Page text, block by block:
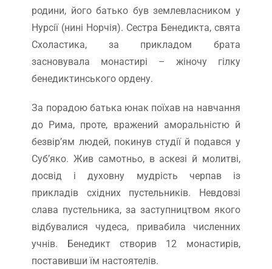
родини, його батько був землевласником у
Нурсії (нині Норчія). Сестра Бенедикта, свята
Схоластика, за прикладом брата
засновувала монастирі – жіночу гілку
бенедиктинського ордену.
За порадою батька юнак поїхав на навчання
до Рима, проте, вражений аморальністю й
безвір’ям людей, покинув студії й подався у
Суб’яко. Жив самотньо, в аскезі й молитві,
досвід і духовну мудрість черпав із
прикладів східних пустельників. Невдовзі
слава пустельника, за заступництвом якого
відбувалися чудеса, привабила численних
учнів. Бенедикт створив 12 монастирів,
поставивши їм настоятелів.